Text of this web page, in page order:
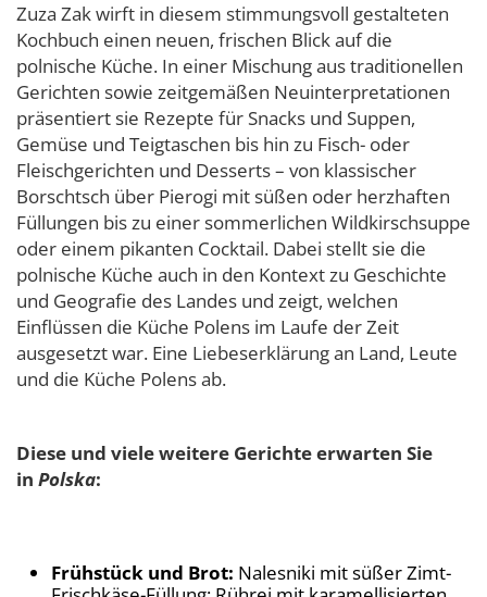
Zuza Zak wirft in diesem stimmungsvoll gestalteten
Kochbuch einen neuen, frischen Blick auf die
polnische Küche. In einer Mischung aus traditionellen
Gerichten sowie zeitgemäßen Neuinterpretationen
präsentiert sie Rezepte für Snacks und Suppen,
Gemüse und Teigtaschen bis hin zu Fisch- oder
Fleischgerichten und Desserts – von klassischer
Borschtsch über Pierogi mit süßen oder herzhaften
Füllungen bis zu einer sommerlichen Wildkirschsuppe
oder einem pikanten Cocktail. Dabei stellt sie die
polnische Küche auch in den Kontext zu Geschichte
und Geografie des Landes und zeigt, welchen
Einflüssen die Küche Polens im Laufe der Zeit
ausgesetzt war. Eine Liebeserklärung an Land, Leute
und die Küche Polens ab.
Diese und viele weitere Gerichte erwarten Sie
in Polska:
Frühstück und Brot: Nalesniki mit süßer Zimt-